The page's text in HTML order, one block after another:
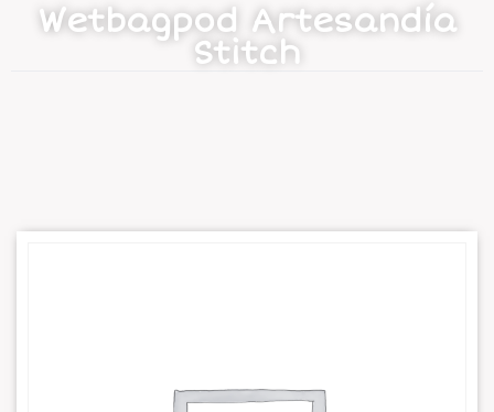
Wetbagpod Artesandía
Stitch